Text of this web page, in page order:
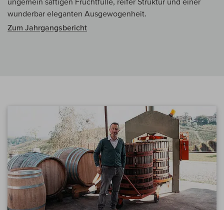
wunderbar eleganten Ausgewogenheit.
Zum Jahrgangsbericht